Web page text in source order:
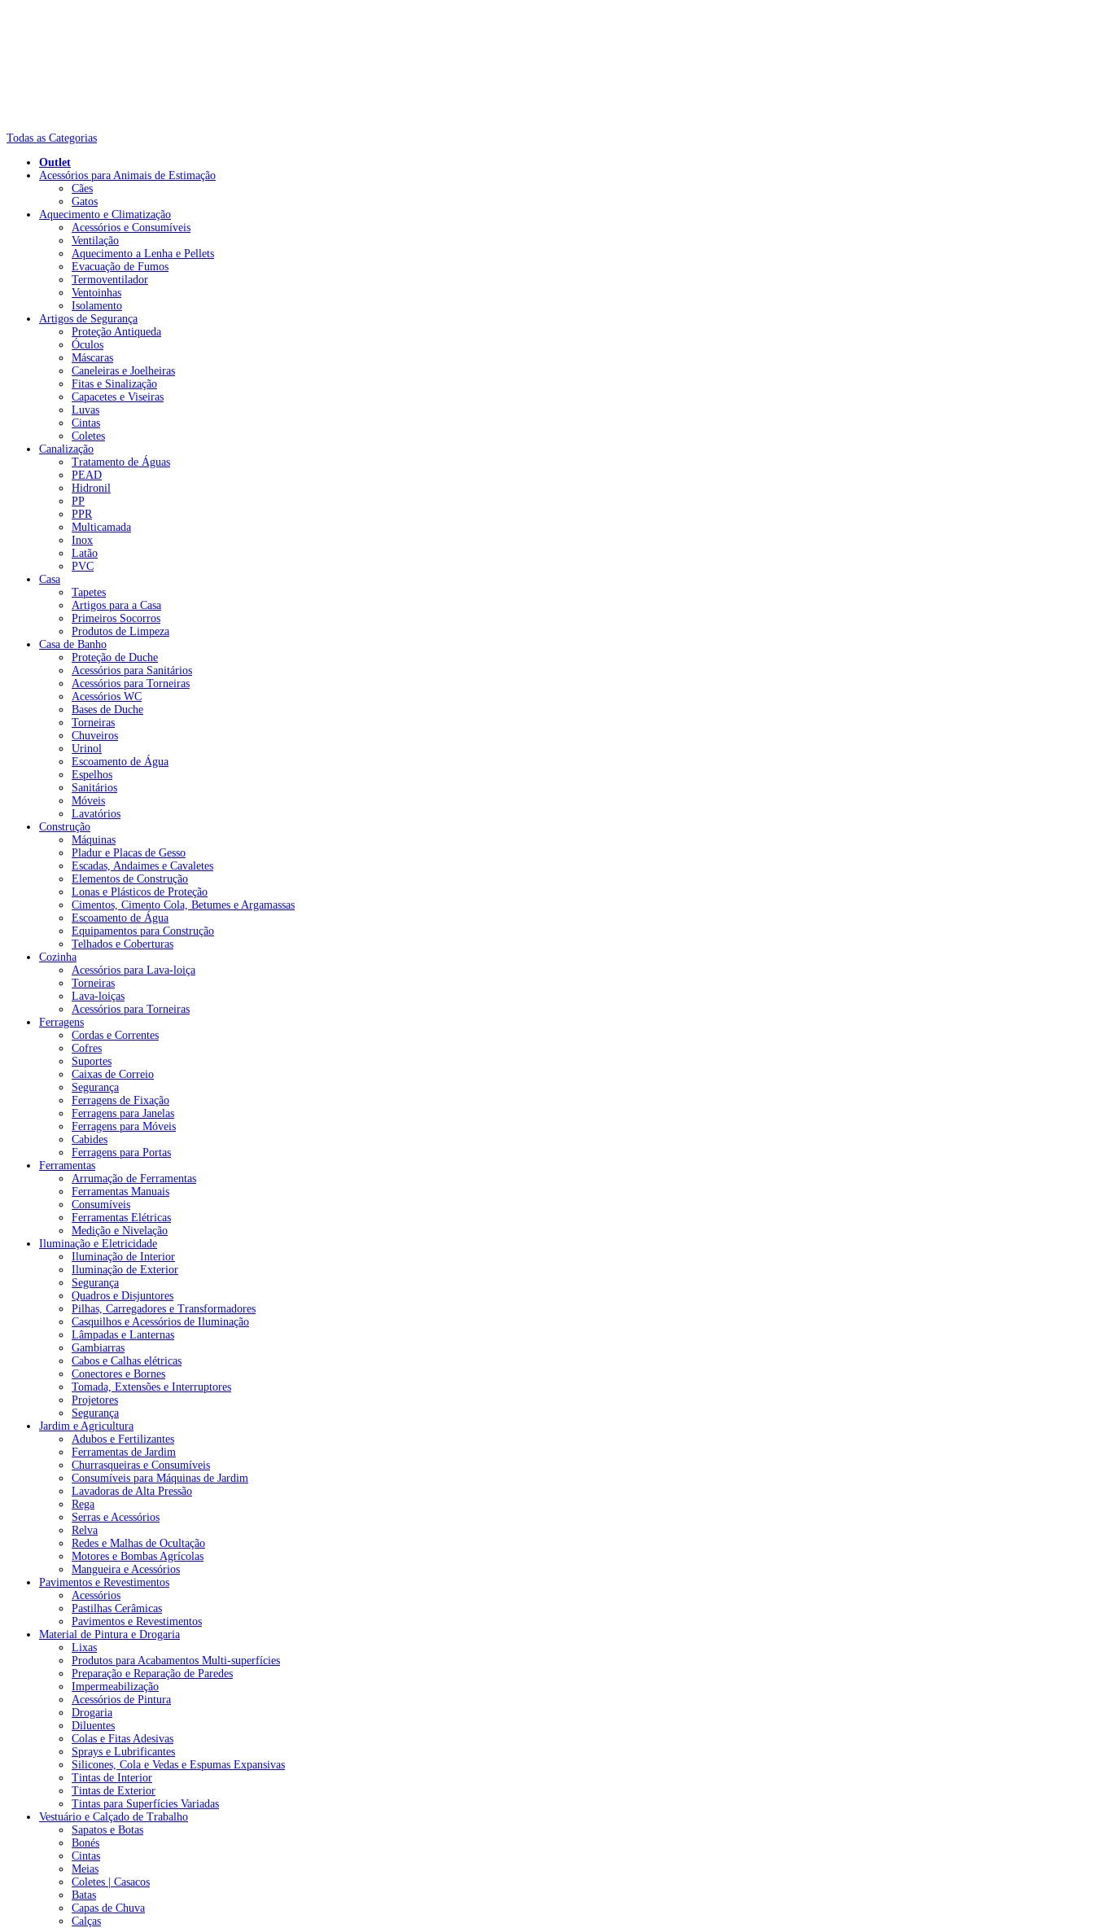
Todas as Categorias
Outlet
Acessórios para Animais de Estimação
Cães
Gatos
Aquecimento e Climatização
Acessórios e Consumíveis
Ventilação
Aquecimento a Lenha e Pellets
Evacuação de Fumos
Termoventilador
Ventoinhas
Isolamento
Artigos de Segurança
Proteção Antiqueda
Óculos
Máscaras
Caneleiras e Joelheiras
Fitas e Sinalização
Capacetes e Viseiras
Luvas
Cintas
Coletes
Canalização
Tratamento de Águas
PEAD
Hidronil
PP
PPR
Multicamada
Inox
Latão
PVC
Casa
Tapetes
Artigos para a Casa
Primeiros Socorros
Produtos de Limpeza
Casa de Banho
Proteção de Duche
Acessórios para Sanitários
Acessórios para Torneiras
Acessórios WC
Bases de Duche
Torneiras
Chuveiros
Urinol
Escoamento de Água
Espelhos
Sanitários
Móveis
Lavatórios
Construção
Máquinas
Pladur e Placas de Gesso
Escadas, Andaimes e Cavaletes
Elementos de Construção
Lonas e Plásticos de Proteção
Cimentos, Cimento Cola, Betumes e Argamassas
Escoamento de Água
Equipamentos para Construção
Telhados e Coberturas
Cozinha
Acessórios para Lava-loiça
Torneiras
Lava-loiças
Acessórios para Torneiras
Ferragens
Cordas e Correntes
Cofres
Suportes
Caixas de Correio
Segurança
Ferragens de Fixação
Ferragens para Janelas
Ferragens para Móveis
Cabides
Ferragens para Portas
Ferramentas
Arrumação de Ferramentas
Ferramentas Manuais
Consumíveis
Ferramentas Elétricas
Medição e Nivelação
Iluminação e Eletricidade
Iluminação de Interior
Iluminação de Exterior
Segurança
Quadros e Disjuntores
Pilhas, Carregadores e Transformadores
Casquilhos e Acessórios de Iluminação
Lâmpadas e Lanternas
Gambiarras
Cabos e Calhas elétricas
Conectores e Bornes
Tomada, Extensões e Interruptores
Projetores
Segurança
Jardim e Agricultura
Adubos e Fertilizantes
Ferramentas de Jardim
Churrasqueiras e Consumíveis
Consumíveis para Máquinas de Jardim
Lavadoras de Alta Pressão
Rega
Serras e Acessórios
Relva
Redes e Malhas de Ocultação
Motores e Bombas Agrícolas
Mangueira e Acessórios
Pavimentos e Revestimentos
Acessórios
Pastilhas Cerâmicas
Pavimentos e Revestimentos
Material de Pintura e Drogaria
Lixas
Produtos para Acabamentos Multi-superfícies
Preparação e Reparação de Paredes
Impermeabilização
Acessórios de Pintura
Drogaria
Diluentes
Colas e Fitas Adesivas
Sprays e Lubrificantes
Silicones, Cola e Vedas e Espumas Expansivas
Tintas de Interior
Tintas de Exterior
Tintas para Superfícies Variadas
Vestuário e Calçado de Trabalho
Sapatos e Botas
Bonés
Cintas
Meias
Coletes | Casacos
Batas
Capas de Chuva
Calças